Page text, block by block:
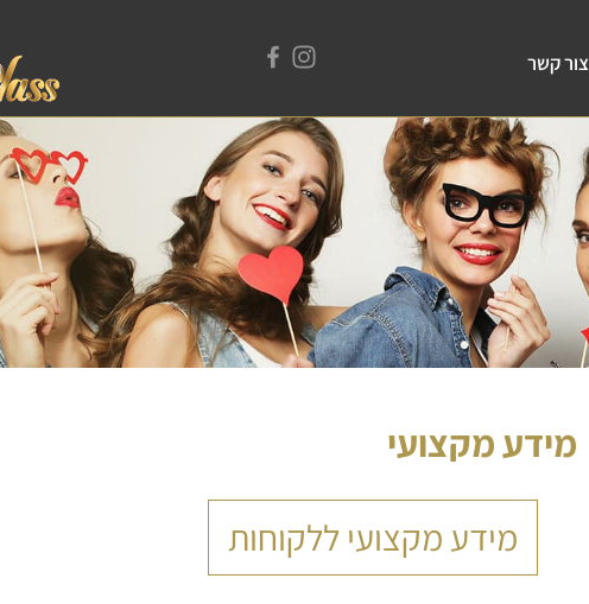
צור קשר
מידע מקצועי
מידע מקצועי ללקוחות